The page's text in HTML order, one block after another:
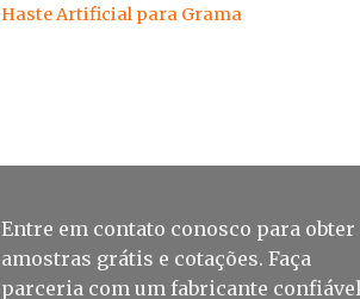
Haste Artificial para Grama
Entre em contato conosco para obter
amostras grátis e cotações. Faça
parceria com um fabricante